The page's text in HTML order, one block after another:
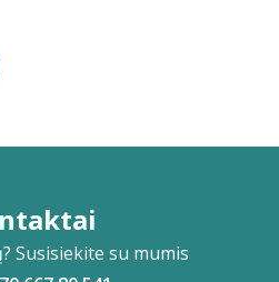
Susisiekite su mumis